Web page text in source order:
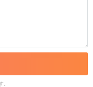
を確認後、順次対
い。
。